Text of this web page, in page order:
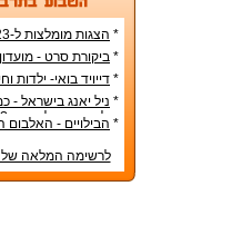
*
הרשימה הטובה
* ביקורת סרט -
* דייויד בואי- ילדות
אישיים
* ניל יאנג בישראל -
עולה כרטיס להופעה?
* הבילויים - האלבום
לרשימה המלאה